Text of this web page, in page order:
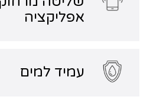
אפליקציה
עמיד למים